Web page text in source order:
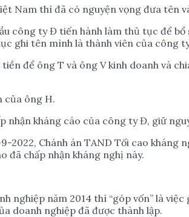
Nam thì đã có nguyện vọng đưa tên
công ty Đ tiến hành làm thủ tục để
ghi tên mình là thành viên của công
để ông T và ông V kinh doanh và
của ông H.
nhận kháng cáo của công ty Đ, giữ
Chánh án TAND Tối cao kháng
đã chấp nhận kháng nghị này.
nghiệp năm 2014 thì “góp vốn” là
doanh nghiệp đã được thành lập.